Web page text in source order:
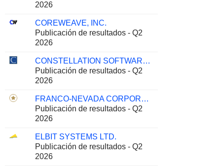
2026
COREWEAVE, INC.
Publicación de resultados - Q2
2026
CONSTELLATION SOFTWARE INC.
Publicación de resultados - Q2
2026
FRANCO-NEVADA CORPORATION
Publicación de resultados - Q2
2026
ELBIT SYSTEMS LTD.
Publicación de resultados - Q2
2026